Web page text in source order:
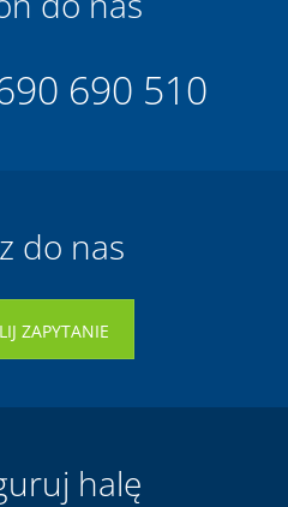
690 510
do nas
ZAPYTANIE
halę